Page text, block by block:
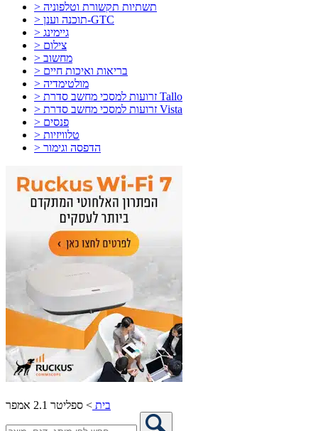
> תשתיות תקשורת וטלפוניה
> תוכנה וענן-GTC
> גיימינג
> צילום
> מחשוב
> בריאות ואיכות חיים
> מולטימדיה
> זרועות למסכי מחשב סדרת Tallo
> זרועות למסכי מחשב סדרת Vista
> פנסים
> טלוויזיות
> הדפסה וגימור
בית > ספליטר 2.1 אמפר